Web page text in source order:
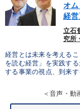
オ
経営
立石
究所
経営とは未来を考える
を読む経営」を実践す
する事業の視点、到来
＜音声・動